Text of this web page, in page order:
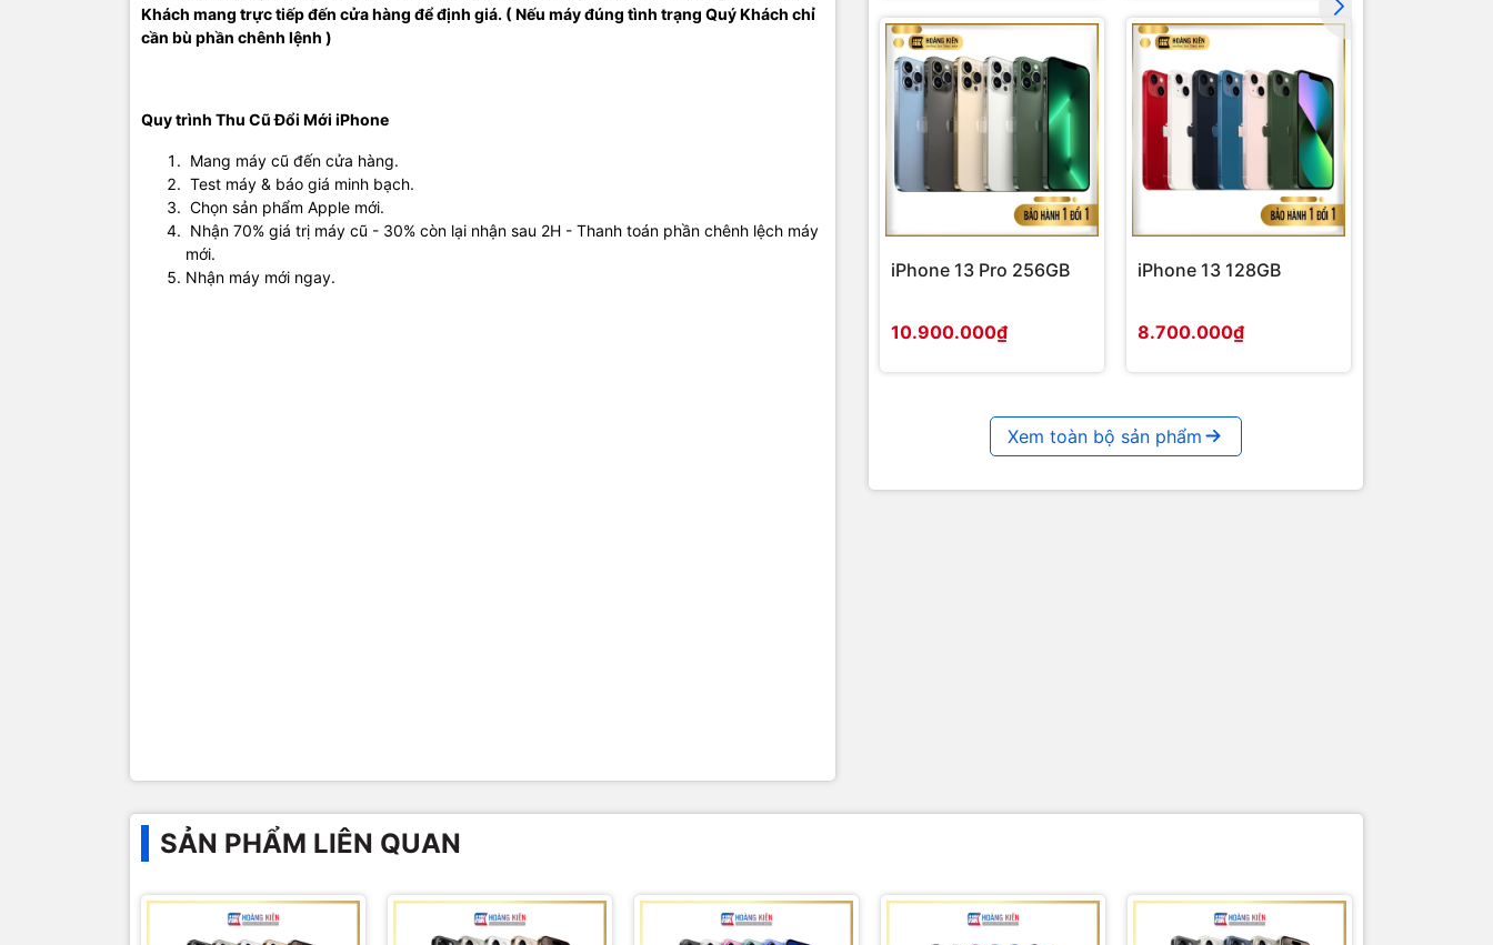
Khách mang trực tiếp đến cửa hàng để định giá. ( Nếu máy đúng tình trạng Quý Khách chỉ
cần bù phần chênh lệnh )
Quy trình Thu Cũ Đổi Mới iPhone
Mang máy cũ đến cửa hàng.
Test máy & báo giá minh bạch.
Chọn sản phẩm Apple mới.
Nhận 70% giá trị máy cũ - 30% còn lại nhận sau 2H - Thanh toán phần chênh lệch máy
mới.
Nhận máy mới ngay.
iPhone 13 Pro 256GB
10.900.000₫
iPhone 13 128GB
8.700.000₫
Xem toàn bộ sản phẩm
SẢN PHẨM LIÊN QUAN